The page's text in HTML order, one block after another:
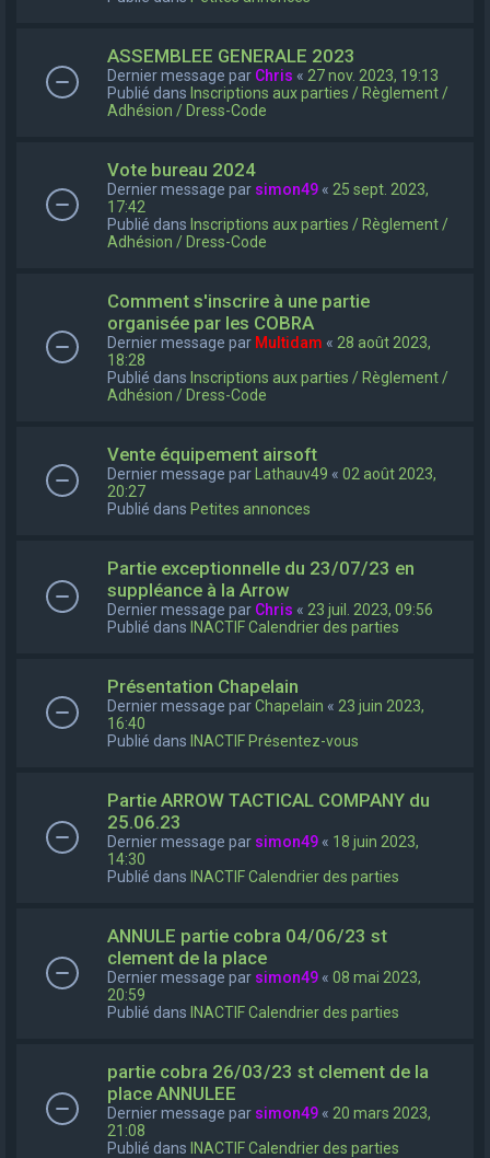
ASSEMBLEE GENERALE 2023
Dernier message par Chris « 27 nov. 2023, 19:13
Publié dans Inscriptions aux parties / Règlement /
Adhésion / Dress-Code
Vote bureau 2024
Dernier message par simon49 « 25 sept. 2023,
17:42
Publié dans Inscriptions aux parties / Règlement /
Adhésion / Dress-Code
Comment s'inscrire à une partie
organisée par les COBRA
Dernier message par Multidam « 28 août 2023,
18:28
Publié dans Inscriptions aux parties / Règlement /
Adhésion / Dress-Code
Vente équipement airsoft
Dernier message par Lathauv49 « 02 août 2023,
20:27
Publié dans Petites annonces
Partie exceptionnelle du 23/07/23 en
suppléance à la Arrow
Dernier message par Chris « 23 juil. 2023, 09:56
Publié dans INACTIF Calendrier des parties
Présentation Chapelain
Dernier message parChapelain « 23 juin 2023,
16:40
Publié dans INACTIF Présentez-vous
Partie ARROW TACTICAL COMPANY du
25.06.23
Dernier message par simon49 « 18 juin 2023,
14:30
Publié dans INACTIF Calendrier des parties
ANNULE partie cobra 04/06/23 st
clement de la place
Dernier message par simon49 « 08 mai 2023,
20:59
Publié dans INACTIF Calendrier des parties
partie cobra 26/03/23 st clement de la
place ANNULEE
Dernier message par simon49 « 20 mars 2023,
21:08
Publié dans INACTIF Calendrier des parties